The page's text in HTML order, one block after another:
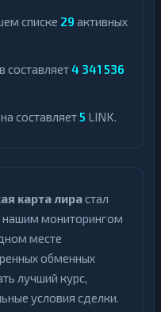
списке 29 активных
составляет4 341 536
составляет5 LINK.
карта лирастал
нашим мониторингом
месте
обменных
лучший курс,
условия сделки.